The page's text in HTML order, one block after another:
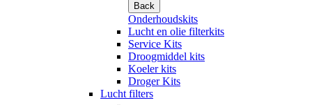
Back
Onderhoudskits
Lucht en olie filterkits
Service Kits
Droogmiddel kits
Koeler kits
Droger Kits
Lucht filters